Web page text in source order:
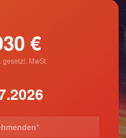
€
gesetzl. MwSt.